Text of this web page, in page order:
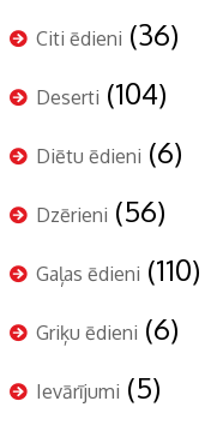
Citi ēdieni (36)
Deserti (104)
Diētu ēdieni (6)
Dzērieni (56)
Gaļas ēdieni (110)
Griķu ēdieni (6)
Ievārījumi (5)